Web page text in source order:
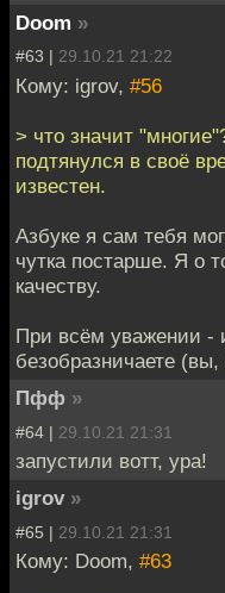
Doom »
#63 | 29.10.21 21:22
Кому: igrov, #56
> что значит
подтянулся в своё
известен.
Азбуке я сам тебя
чутка постарше. Я о
качеству.
При всём уважении -
безобразничаете
Пфф »
#64 | 29.10.21 21:31
запустили вотт, ура!
igrov »
#65 | 29.10.21 21:31
Кому: Doom, #63